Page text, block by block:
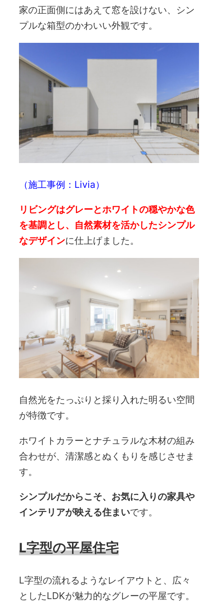
家の正面側にはあえて窓を設けない、シン
プルな箱型のかわいい外観です。
（施工事例： Livia）
リビングはグレーとホワイトの穏やかな色
を基調とし、自然素材を活かしたシンプル
なデザインに仕上げました。
自然光をたっぷりと採り入れた明るい空間
が特徴です。
ホワイトカラーとナチュラルな木材の組み
合わせが、清潔感とぬくもりを感じさせま
す。
シンプルだからこそ、お気に入りの家具や
インテリアが映える住まいです。
L字型の平屋住宅
L字型の流れるようなレイアウトと、広々
としたLDKが魅力的なグレーの平屋です。